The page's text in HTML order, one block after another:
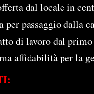
dal locale in
per passaggio dalla
di lavoro dal
affidabilità per la